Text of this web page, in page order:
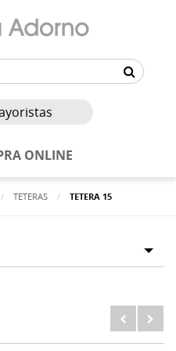
ONLINE
TETERAS ACTUALMENTE:
TETERA 15